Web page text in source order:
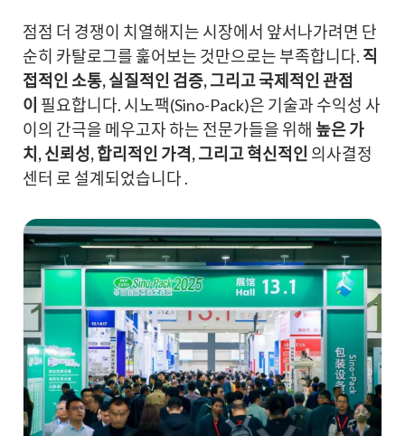
점점 더 경쟁이 치열해지는 시장에서 앞서나가려면 단
순히 카탈로그를 훑어보는 것만으로는 부족합니다. 직
접적인 소통, 실질적인 검증, 그리고 국제적인 관점
이 필요합니다. 시노팩(Sino-Pack)은 기술과 수익성 사
이의 간극을 메우고자 하는 전문가들을 위해 높은 가
치, 신뢰성, 합리적인 가격, 그리고 혁신적인 의사결정
센터 로 설계되었습니다 .